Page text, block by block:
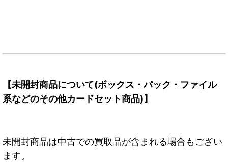
【未開封商品について(ボックス・パック・ファイル
系などのその他カードセット商品)】
未開封商品は中古での買取品が含まれる場合もござい
ます。